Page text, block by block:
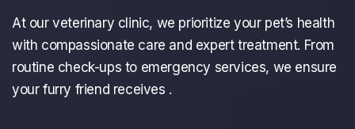
At our veterinary clinic, we prioritize your pet’s health
with compassionate care and expert treatment. From
routine check-ups to emergency services, we ensure
your furry friend receives .